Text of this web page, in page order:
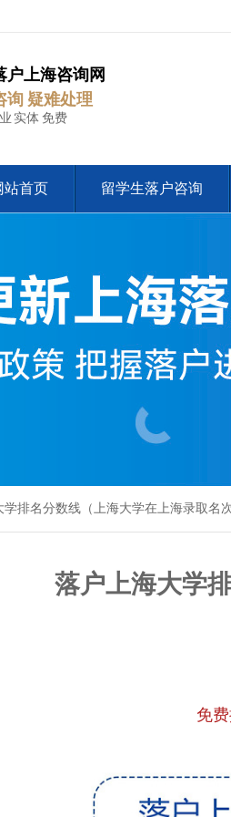
户上海咨询网
询 疑难处理
实体 免费
站首页 留学生落户咨询
排名分数线（上海大学在上海录取名次
落户上海大学
免